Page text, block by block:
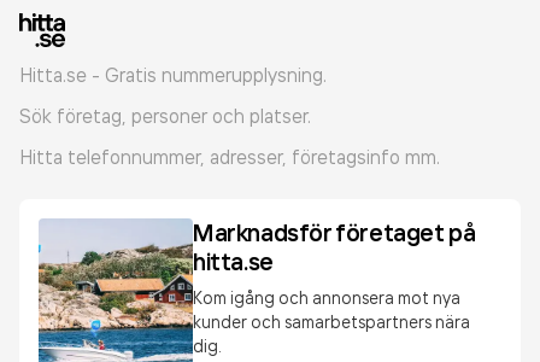
Hitta.se - Gratis nummerupplysning.
Sök företag, personer och platser.
Hitta telefonnummer, adresser, företagsinfo mm.
Marknadsför företaget på
hitta.se
Kom igång och annonsera mot nya
kunder och samarbetspartners nära
dig.